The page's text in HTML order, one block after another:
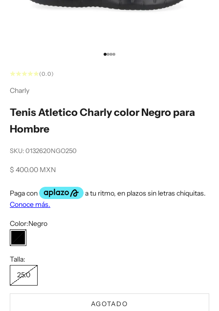
Ir al artículo 1
Ir al artículo 2
Ir al artículo 3
Ir al artículo 4
(0.0)
Charly
Tenis Atletico Charly color Negro para
Hombre
SKU: 0132620NGO250
Precio de oferta
$ 400.00 MXN
Color:Negro
Negro
Talla:
25.0
AGOTADO